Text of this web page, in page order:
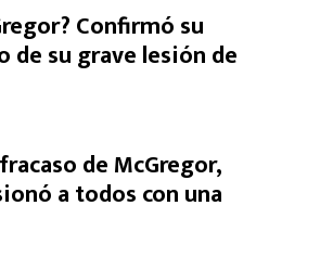
Confirmó su
de su grave lesión de
de McGregor,
a todos con una